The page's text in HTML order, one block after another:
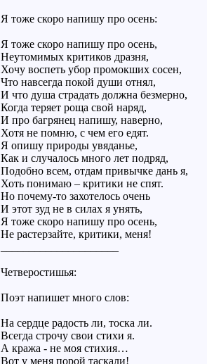
Я тоже скоро напишу про осень:
Я тоже скоро напишу про осень,
Неутомимых критиков дразня,
Хочу воспеть убор промокших сосен,
Что навсегда покой души отнял,
И что душа страдать должна безмерно,
Когда теряет роща свой наряд,
И про багрянец напишу, наверно,
Хотя не помню, с чем его едят.
Я опишу природы увяданье,
Как и случалось много лет подряд,
Подобно всем, отдам привычке дань я,
Хоть понимаю – критики не спят.
Но почему-то захотелось очень
И этот зуд не в силах я унять,
Я тоже скоро напишу про осень,
Не растерзайте, критики, меня!
Четверостишья:
Поэт напишет много слов:
На сердце радость ли, тоска ли.
Всегда строчу свои стихи я.
А кража - не моя стихия…
Вот у меня порой таскали!